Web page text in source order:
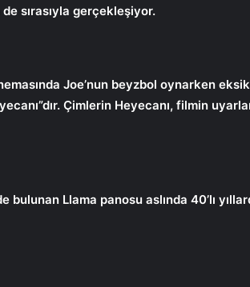
sırasıyla gerçekleşiyor.
Joe’nun beyzbol oynarken
Çimlerin Heyecanı, filmin
Llama panosu aslında 40’lı